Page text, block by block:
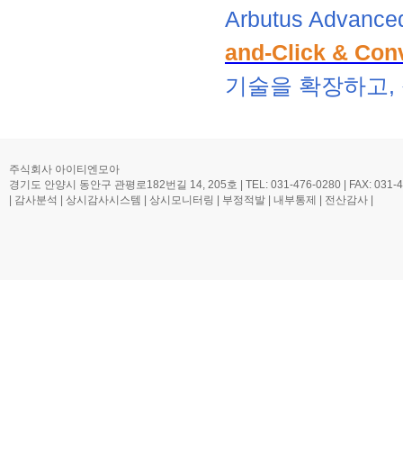
Arbutus
and-Click &
기술을 확장하고
주식회사 아이티엔모아
경기도 안양시 동안구 관평로182번길 14, 205호 | TEL: 031-476-0280 | FAX:
| 감사분석 | 상시감사시스템 | 상시모니터링 | 부정적발 | 내부통제 | 전산감사 |